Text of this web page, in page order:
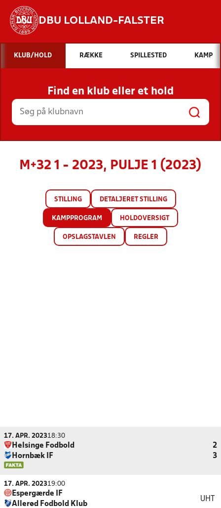
DBU LOLLAND-FALSTER
Hvad vil du søge efter?
INDHOLD OG NYHEDER
STILLINGER, RESULTATER, KLUBBER OG
HOLD
KLUB/HOLD RÆKKE SPILLESTED KAMP
Find en klub eller et hold
M+32 1 - 2023, PULJE 1 (2023)
STILLING DETALJERET STILLING
KAMPPROGRAM HOLDOVERSIGT
OPSLAGSTAVLEN REGLER
17. APR. 202318:30
Helsinge Fodbold
2
Hornbæk IF
3
17. APR. 202319:00
Espergærde IF
Allerød Fodbold Klub
UHT